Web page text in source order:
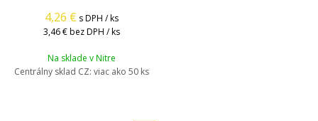
4,26 € s DPH / ks
3,46 € bez DPH / ks
Na sklade v Nitre
Centrálny sklad CZ: viac ako 50 ks